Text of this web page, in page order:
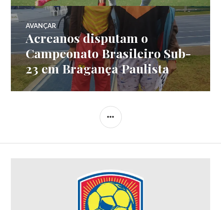
AVANÇAR
Acreanos disputam o
Campeonato Brasileiro Sub-
23 em Bragança Paulista